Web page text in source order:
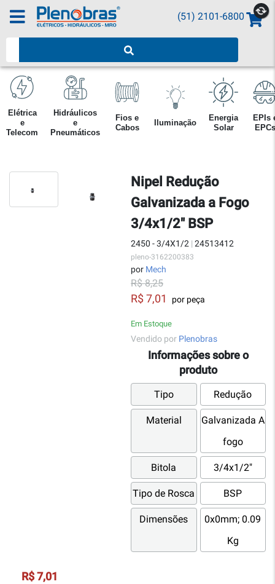
(51) 2101-6800
Elétrica
e
Telecom
Hidráulicos
e
Pneumáticos
Fios e
Cabos
Iluminação
Energia
Solar
EPIs
EPCs
Nipel Redução
Galvanizada a Fogo
3/4x1/2" BSP
2450 - 3/4X1/2 | 24513412
pleno-3162200383
por Mech
R$ 8,25
R$ 7,01 por peça
Em Estoque
Vendido por Plenobras
Informações sobre o
produto
Tipo Redução
Material
Galvanizada A
fogo
Bitola 3/4x1/2"
Tipo de Rosca BSP
Dimensões
0x0mm; 0.09
Kg
R$ 7,01